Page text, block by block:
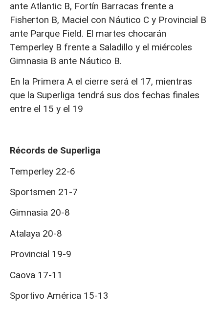
ante Atlantic B, Fortín Barracas frente a
Fisherton B, Maciel con Náutico C y Provincial B
ante Parque Field. El martes chocarán
Temperley B frente a Saladillo y el miércoles
Gimnasia B ante Náutico B.
En la Primera A el cierre será el 17, mientras
que la Superliga tendrá sus dos fechas finales
entre el 15 y el 19
Récords de Superliga
Temperley 22-6
Sportsmen 21-7
Gimnasia 20-8
Atalaya 20-8
Provincial 19-9
Caova 17-11
Sportivo América 15-13